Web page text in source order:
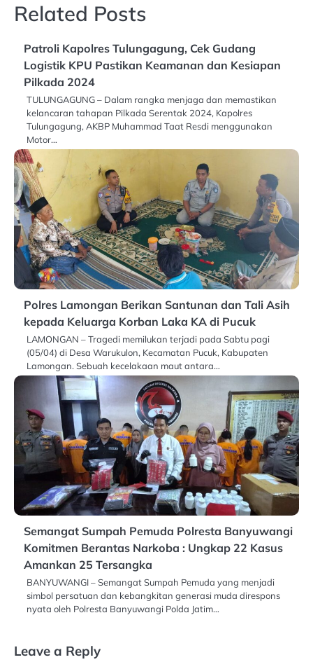
Related Posts
Patroli Kapolres Tulungagung, Cek Gudang
Logistik KPU Pastikan Keamanan dan Kesiapan
Pilkada 2024
TULUNGAGUNG – Dalam rangka menjaga dan memastikan
kelancaran tahapan Pilkada Serentak 2024, Kapolres
Tulungagung, AKBP Muhammad Taat Resdi menggunakan
Motor…
Polres Lamongan Berikan Santunan dan Tali Asih
kepada Keluarga Korban Laka KA di Pucuk
LAMONGAN – Tragedi memilukan terjadi pada Sabtu pagi
(05/04) di Desa Warukulon, Kecamatan Pucuk, Kabupaten
Lamongan. Sebuah kecelakaan maut antara…
Semangat Sumpah Pemuda Polresta Banyuwangi
Komitmen Berantas Narkoba : Ungkap 22 Kasus
Amankan 25 Tersangka
BANYUWANGI – Semangat Sumpah Pemuda yang menjadi
simbol persatuan dan kebangkitan generasi muda direspons
nyata oleh Polresta Banyuwangi Polda Jatim…
Leave a Reply